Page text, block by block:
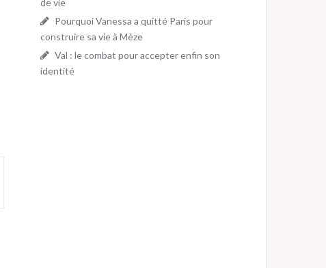
de vie
Pourquoi Vanessa a quitté Paris pour
construire sa vie à Mèze
Val : le combat pour accepter enfin son
identité